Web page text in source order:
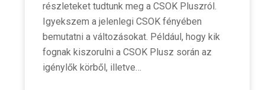
részleteket tudtunk meg a CSOK Pluszról.
Igyekszem a jelenlegi CSOK fényében
bemutatni a változásokat. Például, hogy kik
fognak kiszorulni a CSOK Plusz során az
igénylők körből, illetve…